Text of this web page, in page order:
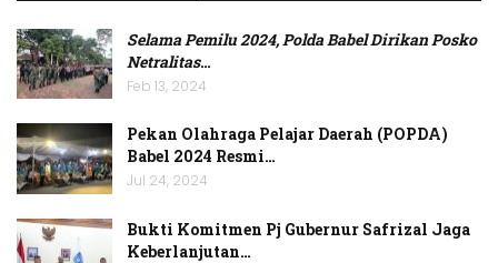
Selama Pemilu 2024, Polda Babel Dirikan Posko
Netralitas…
Feb 13, 2024
Pekan Olahraga Pelajar Daerah (POPDA)
Babel 2024 Resmi…
Jul 24, 2024
Bukti Komitmen Pj Gubernur Safrizal Jaga
Keberlanjutan…